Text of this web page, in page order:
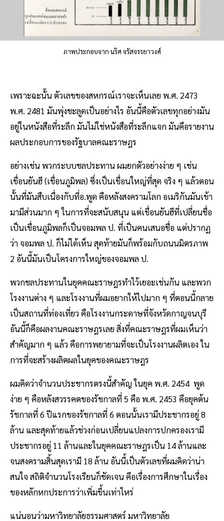
ภาพประกอบจาก นริศ จรัสจรรยาวงศ์
เพราะฉะนั้น ตัวเลขของสหกรณ์เราจะเห็นเลย พ.ศ. 2473
พ.ศ. 2481 มันพุ่งชะลูดเป็นอย่างไร อันนี้คือตัวเลขทุกอย่างมัน
อยู่ในหนังสือที่ระลึก มันไม่ใช่หนังสือที่ระลึกแจก มันคือรายงาน
ผลประกอบการของรัฐบาลคณะราษฎร
อย่างเช่น พวกระบบชลประทาน ผมยกตัวอย่างง่าย ๆ เช่น
เขื่อนยันฮี (เขื่อนภูมิพล) ซึ่งเป็นเขื่อนใหญ่ที่สุด จริง ๆ แล้วตอน
นั้นที่มันสืบเนื่องกับที่อ.พูด คือหลังสงครามโลก อเมริกันมันเข้า
มามีส่วนมาก ๆ ในการที่จะสนับสนุน แต่เขื่อนยันฮีที่เปลี่ยนชื่อ
เป็นเขื่อนภูมิพลก็เป็นจอมพล ป. ที่เป็นคนเสนอชื่อ แต่ปรากฏ
ว่า จอมพล ป. ก็ไม่ได้เห็น สุดท้ายมันก็พร้อมกับถนนมิตรภาพ
2 อันนี้มันเป็นโครงการใหญ่ของจอมพล ป.
พวกชลประทานในยุคคณะราษฎรทำไว้เยอะเช่นกัน และพวก
โรงงานต่าง ๆ และโรงงานที่ผมอยากให้ไปมาก ๆ ที่ตอนนี้กลาย
เป็นสถานที่ท่องเที่ยว คือโรงงานกระดาษที่จังหวัดกาญจนบุรี
อันนี้ก็คือผลงานคณะราษฎรเลย สิ่งที่คณะราษฎรที่ผมเห็นว่า
สำคัญมาก ๆ แล้ว คือการพยายามที่จะเป็นโรงงานผลิตเอง ใน
การที่จะสร้างผลิตผลในยุคของคณะราษฎร
ผมคิดว่าจำนวนประชากรตรงนี้สำคัญ ในยุค พ.ศ. 2454 พูด
ง่าย ๆ คือหลังสวรรคตของรัชกาลที่ 5 คือ พ.ศ. 2453 คือยุคต้น
รัชกาลที่ 6 ปีแรกของรัชกาลที่ 6 ตอนนั้นเรามีประชากรอยู่ 8
ล้าน และสุดท้ายแล้วช่วงก่อนเปลี่ยนแปลงการปกครองเรามี
ประชากรอยู่ 11 ล้านและในยุคคณะราษฎรเป็น 14 ล้านและ
จนสงครามสิ้นสุดเรามี 18 ล้าน อันนี้เป็นตัวเลขที่ผมคิดว่าน่า
สนใจ สถิติจำนวนโรงเรียนก็ชัดเจน คือเรื่องการศึกษาในเรื่อง
ของหลักหกประการว่าเพิ่มขึ้นเท่าไหร่
แน่นอนว่ามหาวิทยาลัยธรรมศาสตร์ มหาวิทยาลัย